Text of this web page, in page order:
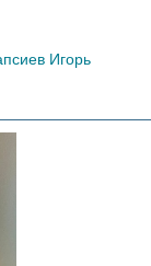
Игорь